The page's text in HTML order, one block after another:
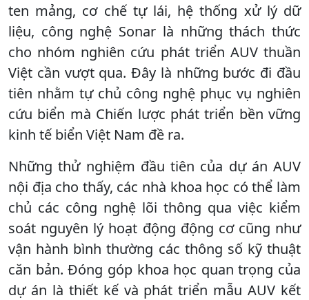
ten mảng, cơ chế tự lái, hệ thống xử lý dữ
liệu, công nghệ Sonar là những thách thức
cho nhóm nghiên cứu phát triển AUV thuần
Việt cần vượt qua. Đây là những bước đi đầu
tiên nhằm tự chủ công nghệ phục vụ nghiên
cứu biển mà Chiến lược phát triển bền vững
kinh tế biển Việt Nam đề ra.
Những thử nghiệm đầu tiên của dự án AUV
nội địa cho thấy, các nhà khoa học có thể làm
chủ các công nghệ lõi thông qua việc kiểm
soát nguyên lý hoạt động động cơ cũng như
vận hành bình thường các thông số kỹ thuật
căn bản. Đóng góp khoa học quan trọng của
dự án là thiết kế và phát triển mẫu AUV kết